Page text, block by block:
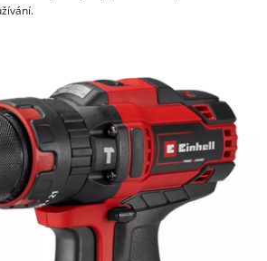
K načtení služby Google Maps
potřebujeme váš souhlas!
content is not permitted to load due
trackers that are not disclosed to the
The website owner needs to setup
site with their CMP to add this content
to the list of technologies used.
Powered by
Usercentrics Consent